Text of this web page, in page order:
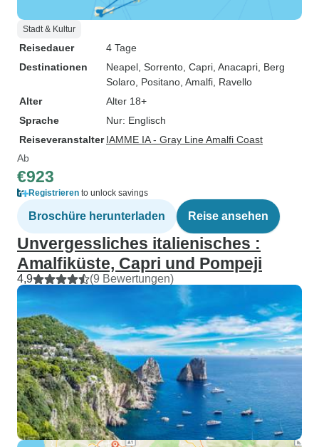
Stadt & Kultur
Reisedauer
4 Tage
Destinationen
Neapel , Sorrento , Capri , Anacapri , Berg
Solaro , Positano , Amalfi , Ravello
Alter
Alter 18+
Sprache
Nur: Englisch
Reiseveranstalter IAMME IA - Gray Line Amalfi Coast
Ab
€923
Registrieren to unlock savings
Broschüre herunterladen Reise ansehen
Unvergessliches italienisches :
Amalfiküste, Capri und Pompeji
4,9 (9 Bewertungen)